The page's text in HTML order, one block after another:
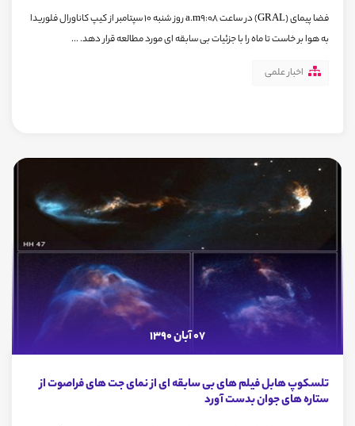
فضا پیمای (GRAL) در ساعت a.m9:08َ روز شنبه 10 سپتامبر از کیپ کاناورال فلوریدا
به هوا بر خاست تا ماه را با جزئیات بی سابقه ای مورد مطالعه قرار دهد. ...
اخبار علمی
07 آبان 1390
تلسکوپ هابل فیلم های بی سابقه ای از نمای جت های فراصوت از
ستاره های جوان بدست آورد